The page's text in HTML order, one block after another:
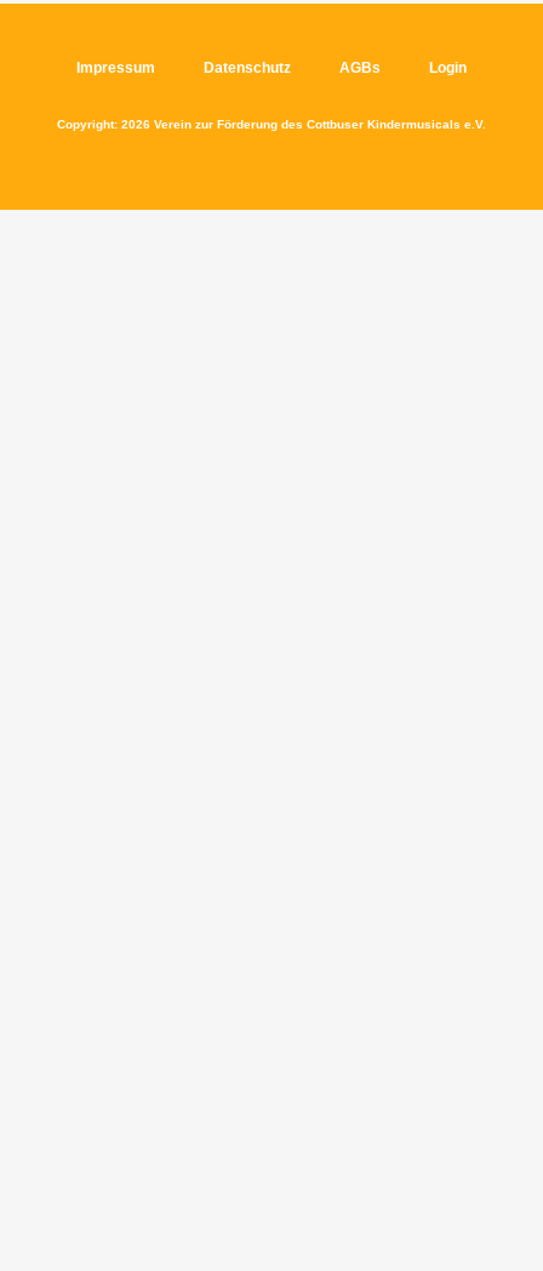
Impressum Datenschutz AGBs Login
Copyright: 2026 Verein zur Förderung des Cottbuser Kindermusicals e.V.